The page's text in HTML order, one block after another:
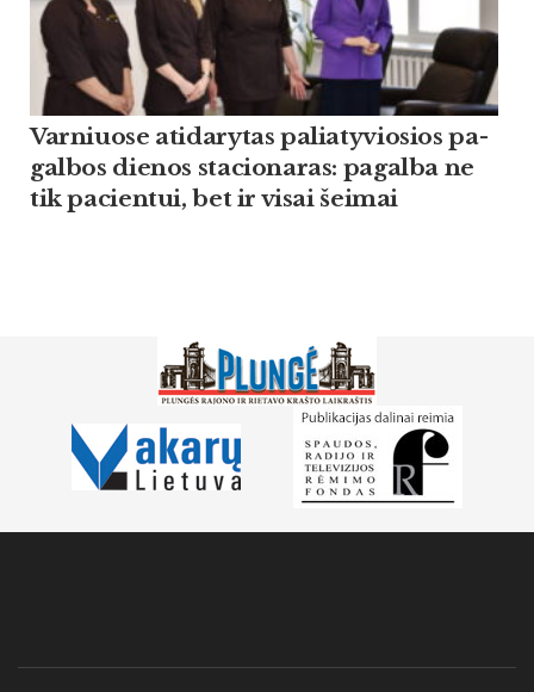
Var­niuo­se ati­da­ry­tas pa­lia­ty­vio­sios pa­
gal­bos die­nos sta­cio­na­ras: pa­gal­ba ne
tik pa­cien­tui, bet ir vi­sai šei­mai